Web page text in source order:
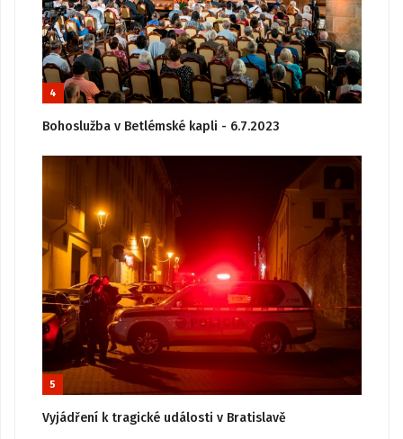
4
Bohoslužba v Betlémské kapli - 6.7.2023
5
Vyjádření k tragické události v Bratislavě